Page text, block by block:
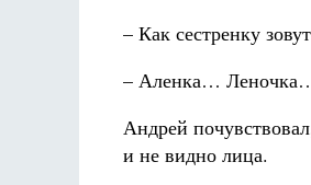
– Как сестренку
– Аленка…
Андрей
и не видно лица.